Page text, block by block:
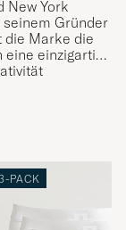
New York
Gründer
die Marke die
einzigartige
Ländern
Kulturen und
Entdecken Sie
auf
PACK